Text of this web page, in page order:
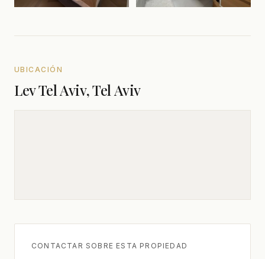
UBICACIÓN
Lev Tel Aviv, Tel Aviv
CONTACTAR SOBRE ESTA PROPIEDAD